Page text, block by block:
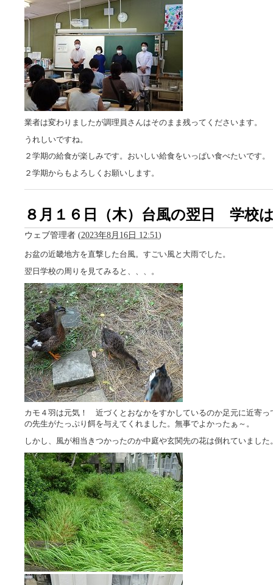
業者は変わりましたが調理員さんはそのまま残ってくださいます。
うれしいですね。
２学期の給食が楽しみです。おいしい給食をいっぱい食べたいです。
２学期からもよろしくお願いします。
８月１６日（木）台風の翌日 学校
ウェブ管理者 (2023年8月16日 12:51)
お盆の近畿地方を直撃した台風。すごい風と大雨でした。
翌日学校の周りを見てみると、、、。
カモ４羽は元気！ 近づくとおなかをすかしているのか足元に近寄っ
の先生がたっぷり餌を与えてくれました。無事でよかったぁ～。
しかし、風が相当きつかったのか中庭や玄関先の花は倒れていました